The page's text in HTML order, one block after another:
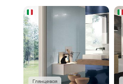
Глянцевая